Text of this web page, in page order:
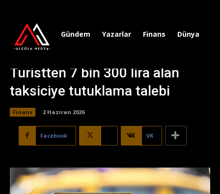
Gündem Yazarlar Finans Dünya
Turistten 7 bin 300 lira alan
taksiciye tutuklama talebi
Finans 2 Haziran 2026
Facebook VK